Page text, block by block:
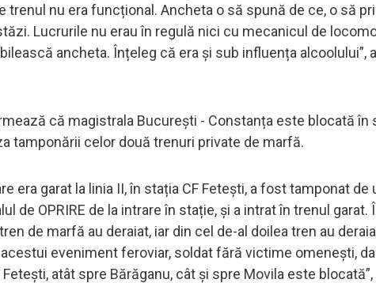
nu era funcțional. Ancheta o să spună de ce, o să
Lucrurile nu erau în regulă nici cu mecanicul de
ancheta. Înțeleg că era și sub influența alcoolului”,
că magistrala București - Constanța este blocată în
tamponării celor două trenuri private de marfă.
era garat la linia II, în stația CF Fetești, a fost tamponat de
de OPRIRE de la intrare în stație, și a intrat în trenul garat.
de marfă au deraiat, iar din cel de-al doilea tren au
eveniment feroviar, soldat fără victime omenești,
atât spre Bărăganu, cât și spre Movila este